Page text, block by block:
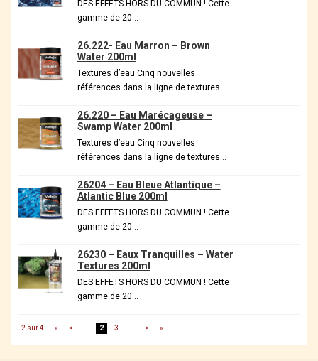
DES EFFETS HORS DU COMMUN ! Cette
gamme de 20…
26.222- Eau Marron – Brown
Water 200ml
Textures d’eau Cinq nouvelles
références dans la ligne de textures…
26.220 – Eau Marécageuse –
Swamp Water 200ml
Textures d’eau Cinq nouvelles
références dans la ligne de textures…
26204 – Eau Bleue Atlantique –
Atlantic Blue 200ml
DES EFFETS HORS DU COMMUN ! Cette
gamme de 20…
26230 – Eaux Tranquilles – Water
Textures 200ml
DES EFFETS HORS DU COMMUN ! Cette
gamme de 20…
2 sur 4 « < … 2 3 … > »